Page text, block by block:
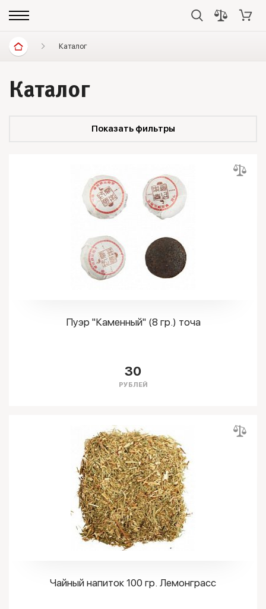
Каталог
Каталог
Показать фильтры
Пуэр "Каменный" (8 гр.) точа
30
РУБЛЕЙ
Чайный напиток 100 гр. Лемонграсс